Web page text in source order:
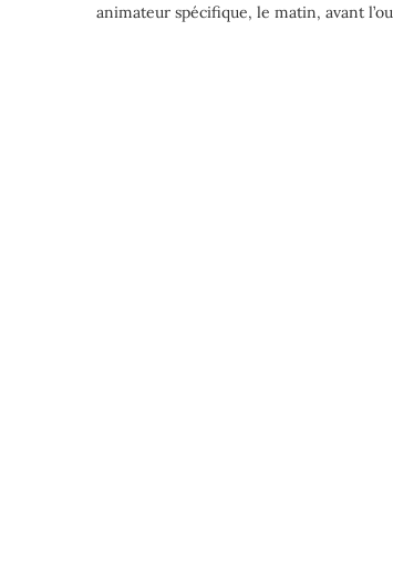
animateur spécifique, le matin, avant